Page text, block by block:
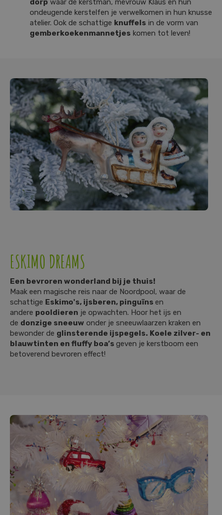
dorp waar de kerstman, mevrouw Klaus en hun
ondeugende kerstelfen je verwelkomen in hun knusse
atelier. Ook de schattige knuffels in de vorm van
gemberkoekenmannetjes komen tot leven!
ESKIMO DREAMS
Een bevroren wonderland bij je thuis!
Maak een magische reis naar de Noordpool, waar de
schattige Eskimo's, ijsberen, pinguïns en
andere pooldieren je opwachten. Hoor het ijs en
de donzige sneeuw onder je sneeuwlaarzen kraken en
bewonder de glinsterende ijspegels. Koele zilver- en
blauwtinten en fluffy boa’s geven je kerstboom een
betoverend bevroren effect!